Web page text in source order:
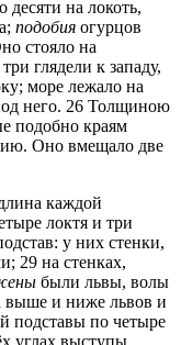
десяти на локоть,
подобия огурцов
стояло на
глядели к западу,
море лежало на
него. 26 Толщиною
подобно краям
Оно вмещало две
каждой
локтя и три
у них стенки,
29 на стенках,
были львы, волы
выше и ниже львов и
подставы по четыре
углах выступы